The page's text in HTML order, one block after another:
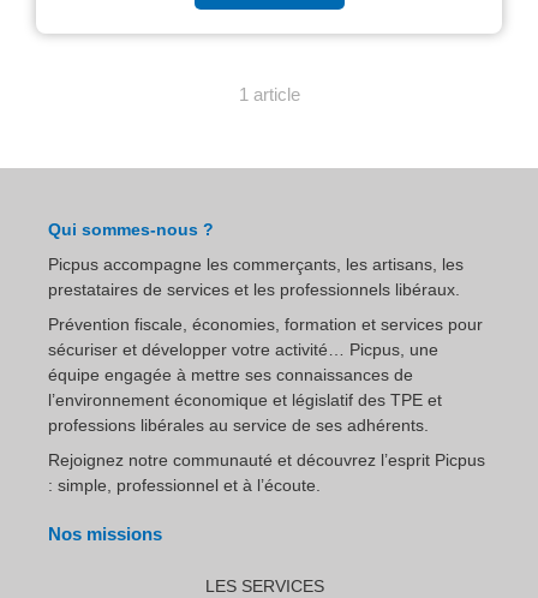
1 article
Qui sommes-nous ?
Picpus accompagne les commerçants, les artisans, les
prestataires de services et les professionnels libéraux.
Prévention fiscale, économies, formation et services pour
sécuriser et développer votre activité… Picpus, une
équipe engagée à mettre ses connaissances de
l’environnement économique et législatif des TPE et
professions libérales au service de ses adhérents.
Rejoignez notre communauté et découvrez l’esprit Picpus
: simple, professionnel et à l’écoute.
Nos missions
LES SERVICES